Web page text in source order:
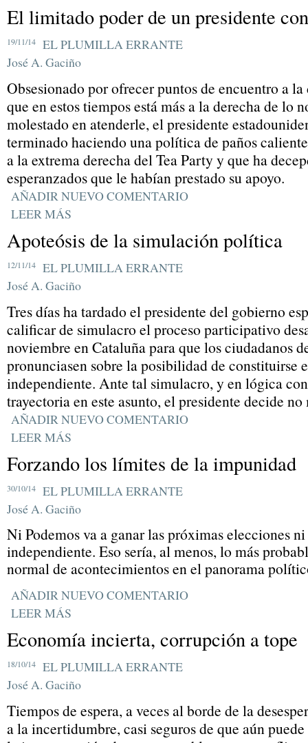
El limitado poder de un presidente
19/11/14
EL PLUMILLA ERRANTE
José A. Gaciño
Obsesionado por ofrecer puntos de encuentro a
que en estos tiempos está más a la derecha de lo
molestado en atenderle, el presidente
terminado haciendo una política de paños
a la extrema derecha del Tea Party y que ha
esperanzados que le habían prestado su apoyo.
AÑADIR NUEVO COMENTARIO
LEER MÁS
Apoteósis de la simulación política
12/11/14
EL PLUMILLA ERRANTE
José A. Gaciño
Tres días ha tardado el presidente del gobierno
calificar de simulacro el proceso participativo
noviembre en Cataluña para que los ciudadanos
pronunciasen sobre la posibilidad de constituirse
independiente. Ante tal simulacro, y en lógica
trayectoria en este asunto, el presidente decide
AÑADIR NUEVO COMENTARIO
LEER MÁS
Forzando los límites de la impunidad
30/10/14
EL PLUMILLA ERRANTE
José A. Gaciño
Ni Podemos va a ganar las próximas elecciones
independiente. Eso sería, al menos, lo más
normal de acontecimientos en el panorama
AÑADIR NUEVO COMENTARIO
LEER MÁS
Economía incierta, corrupción a tope
18/10/14
EL PLUMILLA ERRANTE
José A. Gaciño
Tiempos de espera, a veces al borde de la
a la incertidumbre, casi seguros de que aún